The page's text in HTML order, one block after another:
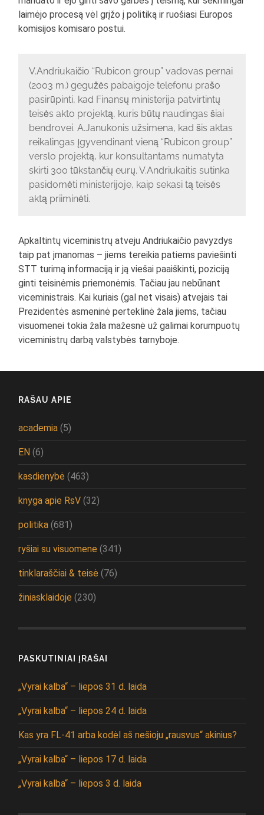
laimėjo procesą vėl grįžo į politiką ir ruošiasi Europos
komisijos komisaro postui.
V.Andriukaičio “Rubicon group” vadovas pernai
(2003 m.) gegužės pabaigoje telefonu prašo
pasirūpinti, kad Finansų ministerija patvirtintų
teisės akto projektą, kuris būtų naudingas šiai
bendrovei. A.Janukonis užsimena, kad šis aktas
reikalingas įgyvendinant vieną “Rubicon group”
verslo projektą, kur konsultantams numatyta
skirti 300 tūkstančių eurų. V.Andriukaitis sutinka
pasidomėti ministerijoje, kaip sekasi tą teisės
aktą priiminėti.
Apkaltintų viceministrų atveju Andriukaičio pavyzdys
taip pat įmanomas – jiems tereikia patiems paviešinti
STT turimą informaciją ir ją viešai paaiškinti, poziciją
ginti teisinėmis priemonėmis. Tačiau jau nebūnant
viceministrais. Kai kuriais (gal net visais) atvejais tai
Prezidentės asmeninė perteklinė žala jiems, tačiau
visuomenei tokia žala mažesnė už galimai korumpuotų
viceministrų darbą valstybės tarnyboje.
RAŠAU APIE
academia (5)
EN (6)
kasdienybė (463)
knyga apie RsV (32)
politika (681)
ryšiai su visuomene (341)
tinklaraščiai & teisė (76)
žiniasklaidoje (230)
PASKUTINIAI ĮRAŠAI
„Vyrai kalba“ – liepos 31 d. laida
„Vyrai kalba“ – liepos 24 d. laida
Kas yra FL-41 arba kodėl aš nešioju „rausvus“ akinius?
„Vyrai kalba“ – liepos 17 d. laida
„Vyrai kalba“ – liepos 3 d. laida